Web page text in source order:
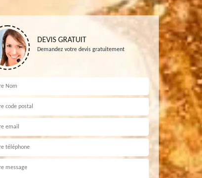
DEVIS GRATUIT
Demandez votre devis gratuitement